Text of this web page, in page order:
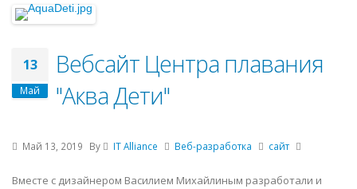
13
Май
Вебсайт Центра плавания
"Аква Дети"
Май 13, 2019 By IT Alliance Веб-разработка сайт
Вместе с дизайнером Василием Михайлиным разработали и